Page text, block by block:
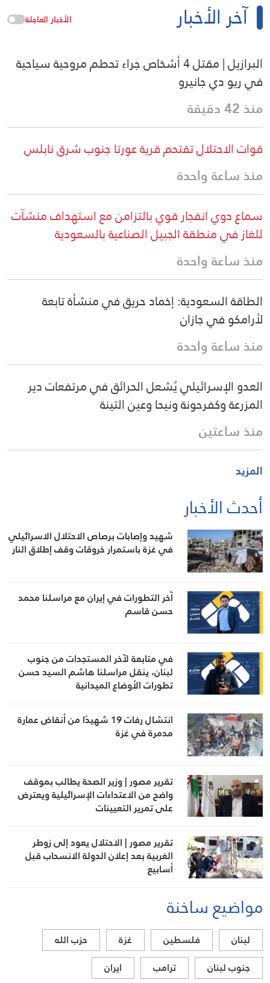
آخر الأخبار الأخبار العاجلة
البرازيل | مقتل 4 أشخاص جراء تحطم مروحية سياحية
في ريو دي جانيرو
منذ 42 دقيقة
قوات الاحتلال تقتحم قرية عورتا جنوب شرق نابلس
منذ ساعة واحدة
سماع دوي انفجار قوي بالتزامن مع استهداف منشآت
للغاز في منطقة الجبيل الصناعية بالسعودية
منذ ساعة واحدة
الطاقة السعودية: إخماد حريق في منشأة تابعة
لأرامكو في جازان
منذ ساعة واحدة
العدو الإسرائيلي يُشعل الحرائق في مرتفعات دير
المزرعة وكفرحونة ونيحا وعين التينة
منذ ساعتين
المزيد
أحدث الأخبار
شهيد وإصابات برصاص الاحتلال الاسرائيلي
في غزة باستمرار خروقات وقف إطلاق النار
آخر التطورات في إيران مع مراسلنا محمد
حسن قاسم
في متابعة لآخر المستجدات من جنوب
لبنان، ينقل مراسلنا هاشم السيد حسن
تطورات الأوضاع الميدانية
انتشال رفات 19 شهيدًا من أنقاض عمارة
مدمرة في غزة
تقرير مصور | وزير الصحة يطالب بموقف
واضح من الاعتداءات الإسرائيلية ويعترض
على تمرير التعيينات
تقرير مصور | الاحتلال يعود إلى زوطر
الغربية بعد إعلان الدولة الانسحاب قبل
أسابيع
مواضيع ساخنة
لبنان فلسطين غزة
حزب الله
جنوب لبنان
ترامب
ايران